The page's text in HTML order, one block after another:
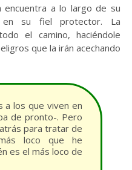
a lo largo de su
su fiel protector. La
el camino, haciéndole
que la irán acechando
a los que viven en
de pronto-. Pero
para tratar de
loco que he
es el más loco de